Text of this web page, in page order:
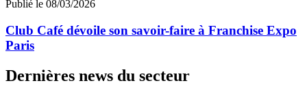
Publié le 08/03/2026
Club Café dévoile son savoir-faire à Franchise Expo
Paris
Dernières news du secteur